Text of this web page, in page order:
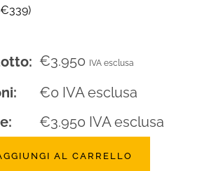
€339)
€3.950 IVA esclusa
€0 IVA esclusa
€3.950 IVA esclusa
AL CARRELLO